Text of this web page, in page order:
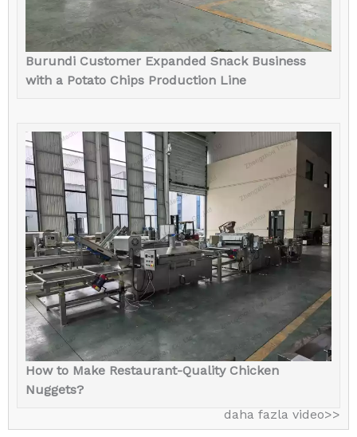
Burundi Customer Expanded Snack Business
with a Potato Chips Production Line
How to Make Restaurant-Quality Chicken
Nuggets?
daha fazla video>>